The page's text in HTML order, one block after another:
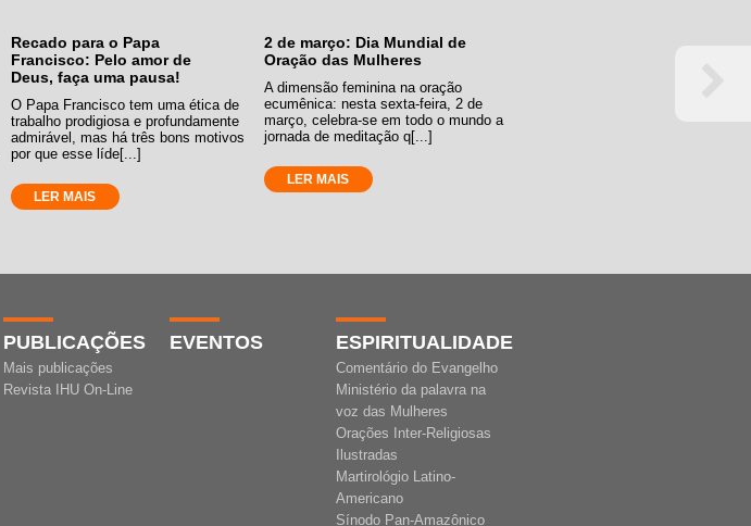
Recado para o Papa
Francisco: Pelo amor de
Deus, faça uma pausa!
O Papa Francisco tem uma ética de
trabalho prodigiosa e profundamente
admirável, mas há três bons motivos
por que esse líde[...]
LER MAIS
2 de março: Dia Mundial de
Oração das Mulheres
A dimensão feminina na oração
ecumênica: nesta sexta-feira, 2 de
março, celebra-se em todo o mundo a
jornada de meditação q[...]
LER MAIS
PUBLICAÇÕES
Mais publicações
Revista IHU On-Line
EVENTOS ESPIRITUALIDADE
Comentário do Evangelho
Ministério da palavra na
voz das Mulheres
Orações Inter-Religiosas
Ilustradas
Martirológio Latino-
Americano
Sínodo Pan-Amazônico